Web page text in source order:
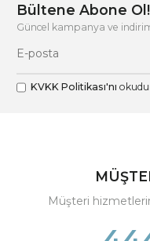
Bültene Abone Ol!
Güncel kampanya ve
KVKK Politikası'nı
Müşteri